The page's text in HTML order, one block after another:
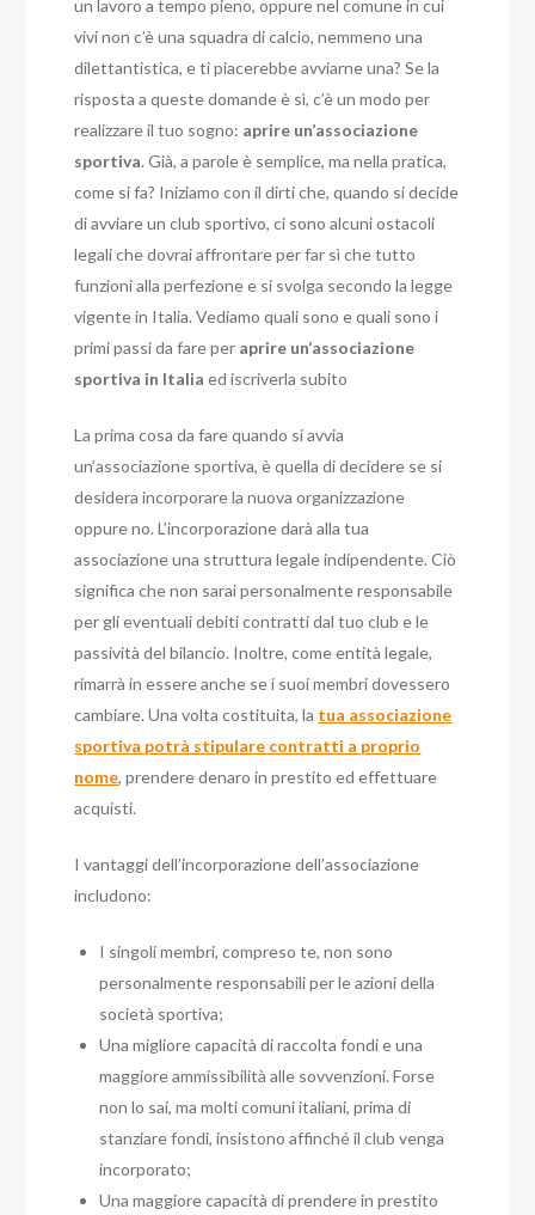
un lavoro a tempo pieno, oppure nel comune in cui
vivi non c’è una squadra di calcio, nemmeno una
dilettantistica, e ti piacerebbe avviarne una?Se la
risposta a queste domande è sì, c’è un modo per
realizzare il tuo sogno: aprire un’associazione
sportiva. Già, a parole è semplice, ma nella pratica,
come si fa? Iniziamo con il dirti che, quando si decide
di avviare un club sportivo, ci sono alcuni ostacoli
legali che dovrai affrontare per far sì che tutto
funzioni alla perfezione e si svolga secondo la legge
vigente in Italia.Vediamo quali sono e quali sono i
primi passi da fare per aprire un’associazione
sportiva in Italiaed iscriverla subito
La prima cosa da fare quando si avvia
un’associazione sportiva, è quella di decidere se si
desidera incorporare la nuova organizzazione
oppure no.L’incorporazione darà alla tua
associazione una struttura legale indipendente. Ciò
significa che non sarai personalmente responsabile
per gli eventuali debiti contratti dal tuo club e le
passività del bilancio. Inoltre, come entità legale,
rimarrà in essere anche se i suoi membri dovessero
cambiare.Una volta costituita, la tua associazione
sportiva potrà stipulare contratti a proprio
nome, prendere denaro in prestito ed effettuare
acquisti.
I vantaggi dell’incorporazione dell’associazione
includono:
I singoli membri, compreso te, non sono
personalmente responsabili per le azioni della
società sportiva;
Una migliore capacità di raccolta fondi e una
maggiore ammissibilità alle sovvenzioni. Forse
non lo sai, ma molti comuni italiani, prima di
stanziare fondi, insistono affinché il club venga
incorporato;
Una maggiore capacità di prendere in prestito